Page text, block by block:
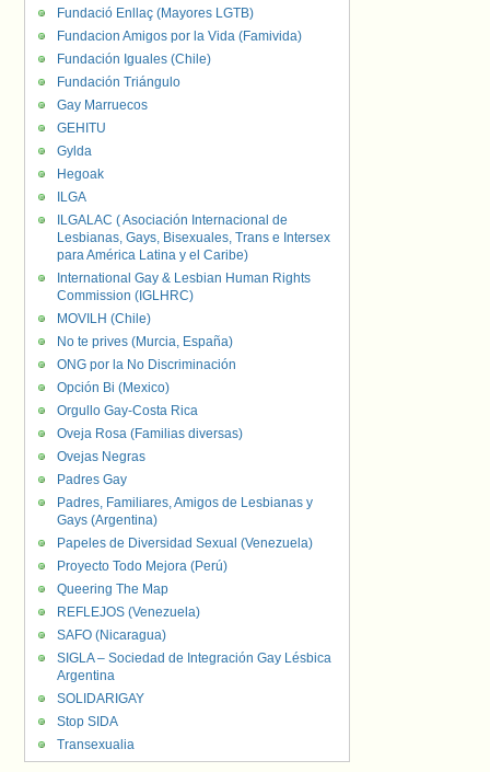
Fundació Enllaç (Mayores LGTB)
Fundacion Amigos por la Vida (Famivida)
Fundación Iguales (Chile)
Fundación Triángulo
Gay Marruecos
GEHITU
Gylda
Hegoak
ILGA
ILGALAC ( Asociación Internacional de
Lesbianas, Gays, Bisexuales, Trans e Intersex
para América Latina y el Caribe)
International Gay & Lesbian Human Rights
Commission (IGLHRC)
MOVILH (Chile)
No te prives (Murcia, España)
ONG por la No Discriminación
Opción Bi (Mexico)
Orgullo Gay-Costa Rica
Oveja Rosa (Familias diversas)
Ovejas Negras
Padres Gay
Padres, Familiares, Amigos de Lesbianas y
Gays (Argentina)
Papeles de Diversidad Sexual (Venezuela)
Proyecto Todo Mejora (Perú)
Queering The Map
REFLEJOS (Venezuela)
SAFO (Nicaragua)
SIGLA – Sociedad de Integración Gay Lésbica
Argentina
SOLIDARIGAY
Stop SIDA
Transexualia